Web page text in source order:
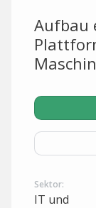
Aufbau
Sektor:
IT und